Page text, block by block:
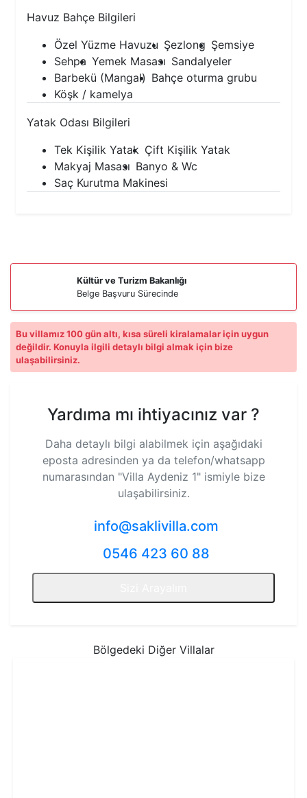
Havuz Bahçe Bilgileri
Özel Yüzme Havuzu Şezlong Şemsiye
Sehpa Yemek Masası Sandalyeler
Barbekü (Mangal) Bahçe oturma grubu
Köşk / kamelya
Yatak Odası Bilgileri
Tek Kişilik Yatak Çift Kişilik Yatak
Makyaj Masası Banyo & Wc
Saç Kurutma Makinesi
Kültür ve Turizm Bakanlığı
Belge Başvuru Sürecinde
Bu villamız 100 gün altı, kısa süreli kiralamalar için uygun
değildir. Konuyla ilgili detaylı bilgi almak için bize
ulaşabilirsiniz.
Yardıma mı ihtiyacınız var ?
Daha detaylı bilgi alabilmek için aşağıdaki
eposta adresinden ya da telefon/whatsapp
numarasından "Villa Aydeniz 1"ismiyle bize
ulaşabilirsiniz.
info@saklivilla.com
0546 423 60 88
Bölgedeki Diğer Villalar